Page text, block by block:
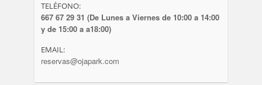
TELÉFONO:
667 67 29 31 (De Lunes a Viernes de 10:00 a 14:00
y de 15:00 a a18:00)
EMAIL:
reservas@ojapark.com